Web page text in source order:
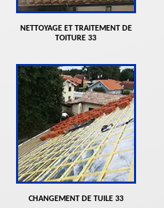
NETTOYAGE ET TRAITEMENT DE
TOITURE 33
CHANGEMENT DE TUILE 33